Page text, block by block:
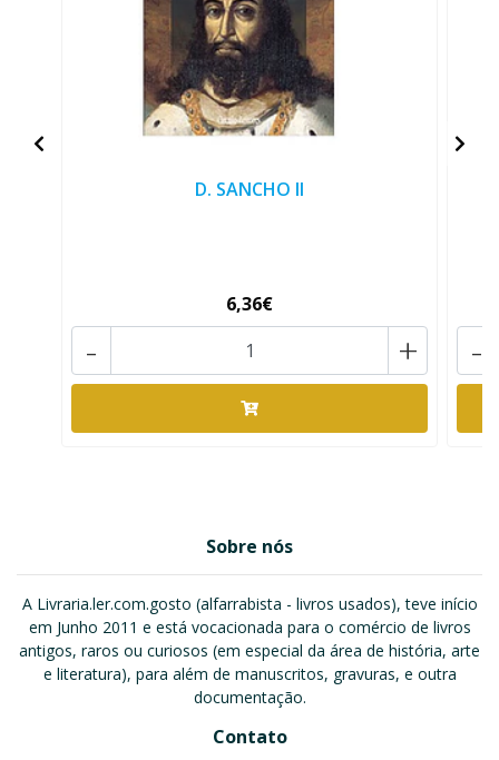
D. SANCHO II
6,36€
+
- -
Sobre nós
A Livraria.ler.com.gosto (alfarrabista - livros usados), teve início
em Junho 2011 e está vocacionada para o comércio de livros
antigos, raros ou curiosos (em especial da área de história, arte
e literatura), para além de manuscritos, gravuras, e outra
documentação.
Contato